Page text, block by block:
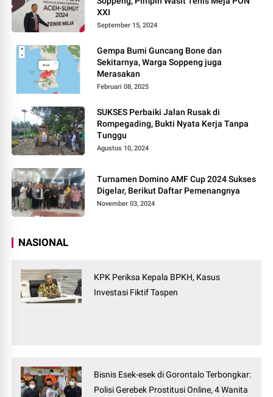
XXI
September 15, 2024
Gempa Bumi Guncang Bone dan
Sekitarnya, Warga Soppeng juga
Merasakan
Februari 08, 2025
SUKSES Perbaiki Jalan Rusak di
Rompegading, Bukti Nyata Kerja Tanpa
Tunggu
Agustus 10, 2024
Turnamen Domino AMF Cup 2024 Sukses
Digelar, Berikut Daftar Pemenangnya
November 03, 2024
NASIONAL
KPK Periksa Kepala BPKH, Kasus
Investasi Fiktif Taspen
Bisnis Esek-esek di Gorontalo Terbongkar:
Polisi Gerebek Prostitusi Online, 4 Wanita